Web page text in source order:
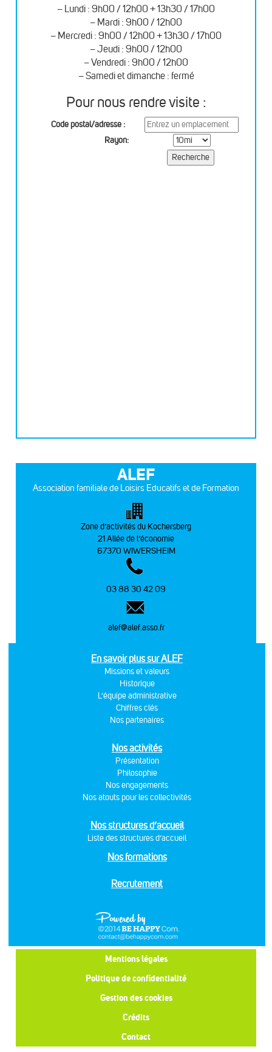
– Lundi : 9h00 / 12h00 + 13h30 / 17h00
– Mardi : 9h00 / 12h00
– Mercredi : 9h00 / 12h00 + 13h30 / 17h00
– Jeudi : 9h00 / 12h00
– Vendredi : 9h00 / 12h00
– Samedi et dimanche : fermé
Pour nous rendre visite :
Code postal/adresse :
Rayon:
ALEF
Association familiale de Loisirs Educatifs et de Formation
Zone d’activités du Kochersberg
21 Allée de l’économie
67370 WIWERSHEIM
03 88 30 42 09
alef@alef.asso.fr
En savoir plus sur ALEF
Missions et valeurs
Historique
L'équipe administrative
Chiffres clés
Nos partenaires
Nos activités
Présentation
Philosophie
Nos engagements
Nos atouts pour les collectivités
Nos structures d’accueil
Liste des structures d’accueil
Nos formations
Recrutement
Mentions légales
Politique de confidentialité
Gestion des cookies
Crédits
Contact